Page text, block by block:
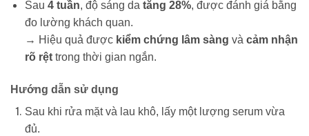
Sau 4 tuần, độ sáng da tăng 28%, được đánh giá bằng
đo lường khách quan.
→ Hiệu quả được kiểm chứng lâm sàng và cảm nhận
rõ rệttrong thời gian ngắn.
Hướng dẫn sử dụng
Sau khi rửa mặt và lau khô, lấy một lượng serum vừa
đủ.